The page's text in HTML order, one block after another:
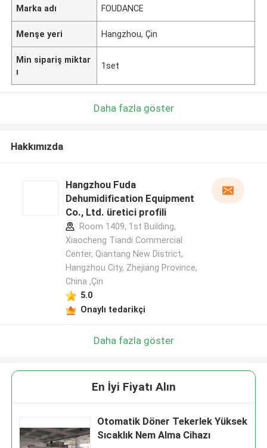
Marka adı FOUDANCE
Menşe yeri Hangzhou, Çin
Min sipariş miktar
ı
1set
Daha fazla göster
Hakkımızda
Hangzhou Fuda
Dehumidification Equipment
Co., Ltd. üretici profili
Room 1409, 1st Building,
Xiaocheng Tiandi Commercial
Center, Qiantang New District,
Hangzhou City, Zhejiang Province,
China ,Çin
5.0
Onaylı tedarikçi
Daha fazla göster
En İyi Fiyatı Alın
Otomatik Döner Tekerlek Yüksek
Sıcaklık Nem Alma Cihazı